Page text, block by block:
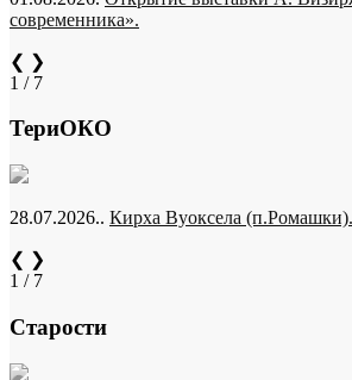
современника».
❮ ❯
1 / 7
ТериОКО
28.07.2026.. Кирха Вуоксела
❮ ❯
1 / 7
Старости